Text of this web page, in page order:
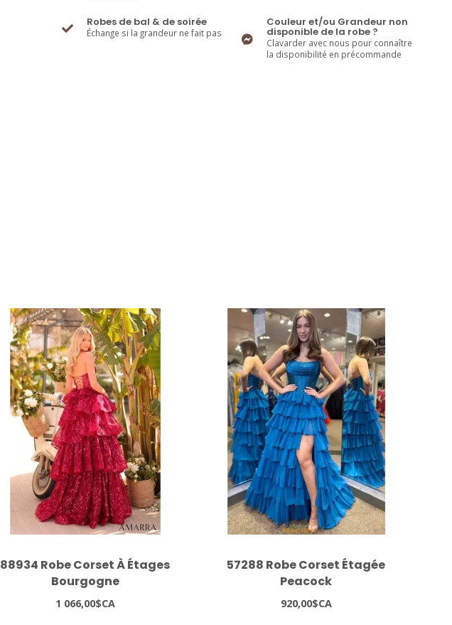
Robes de bal & de soirée
Échange si la grandeur ne fait pas
Couleur et/ou Grandeur non
disponible de la robe ?
Clavarder avec nous pour connaître
la disponibilité en précommande
88934 Robe Corset À Étages
Bourgogne
1 066,00$CA
57288 Robe Corset Étagée
Peacock
920,00$CA